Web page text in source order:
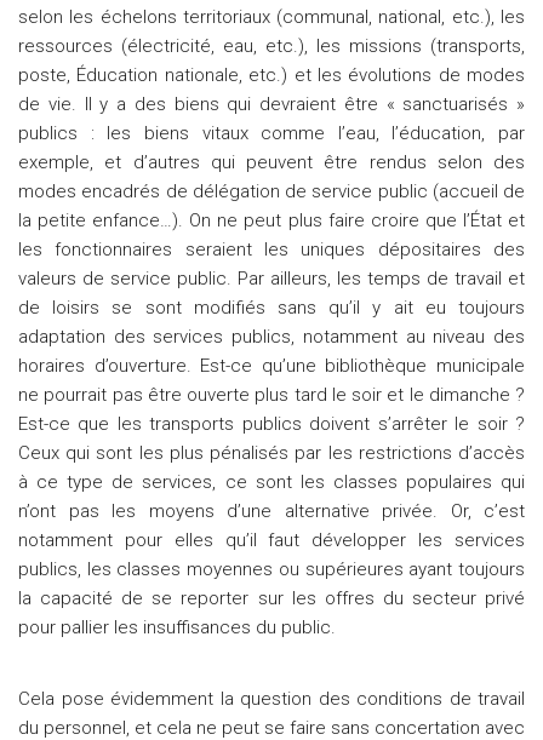
selon les échelons territoriaux (communal, national, etc.), les
ressources (électricité, eau, etc.), les missions (transports,
poste, Éducation nationale, etc.) et les évolutions de modes
de vie. Il y a des biens qui devraient être « sanctuarisés »
publics : les biens vitaux comme l’eau, l’éducation, par
exemple, et d’autres qui peuvent être rendus selon des
modes encadrés de délégation de service public (accueil de
la petite enfance…). On ne peut plus faire croire que l’État et
les fonctionnaires seraient les uniques dépositaires des
valeurs de service public. Par ailleurs, les temps de travail et
de loisirs se sont modifiés sans qu’il y ait eu toujours
adaptation des services publics, notamment au niveau des
horaires d’ouverture. Est-ce qu’une bibliothèque municipale
ne pourrait pas être ouverte plus tard le soir et le dimanche ?
Est-ce que les transports publics doivent s’arrêter le soir ?
Ceux qui sont les plus pénalisés par les restrictions d’accès
à ce type de services, ce sont les classes populaires qui
n’ont pas les moyens d’une alternative privée. Or, c’est
notamment pour elles qu’il faut développer les services
publics, les classes moyennes ou supérieures ayant toujours
la capacité de se reporter sur les offres du secteur privé
pour pallier les insuffisances du public.
Cela pose évidemment la question des conditions de travail
du personnel, et cela ne peut se faire sans concertation avec